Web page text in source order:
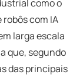
como o
robôs com IA
larga escala
que, segundo
das principais